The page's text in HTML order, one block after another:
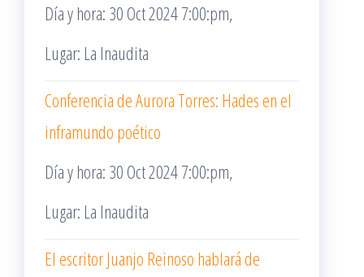
Día y hora: 30 Oct 2024 7:00:pm,
Lugar: La Inaudita
Conferencia de Aurora Torres: Hades en el
inframundo poético
Día y hora: 30 Oct 2024 7:00:pm,
Lugar: La Inaudita
El escritor Juanjo Reinoso hablará de